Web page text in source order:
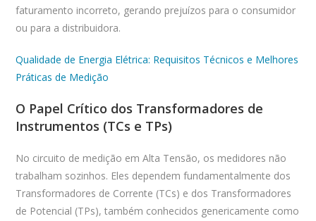
faturamento incorreto, gerando prejuízos para o consumidor
ou para a distribuidora.
Qualidade de Energia Elétrica: Requisitos Técnicos e Melhores
Práticas de Medição
O Papel Crítico dos Transformadores de
Instrumentos (TCs e TPs)
No circuito de medição em Alta Tensão, os medidores não
trabalham sozinhos. Eles dependem fundamentalmente dos
Transformadores de Corrente (TCs) e dos Transformadores
de Potencial (TPs), também conhecidos genericamente como